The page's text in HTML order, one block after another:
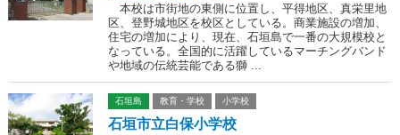
本校は市街地の東側に位置し、平得地区、真栄里地
区、登野城地区を校区としている。商業施設の増加、
住宅の増加により、現在、石垣島で一番の大規模校と
なっている。全国的に活躍しているマーチングバンド
や地域の伝統芸能である獅 ...
石垣島 教育・学校 小学校
石垣市立白保小学校